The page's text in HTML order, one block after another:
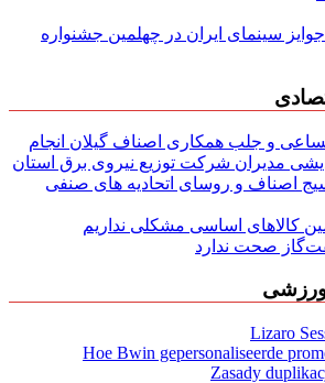
سینمای ایران در چهلمین جشنواره
و جلب همکاری اصناف گیلان انجام
مدیران شركت توزیع نیروی برق استان
اصناف و روسای اتحادیه های صنفی
کالاهای اساسی مشکلی نداریم
صحت ندارد
ورزشی
Lizaro
Hoe Bwin gepersonaliseerde
Zasady